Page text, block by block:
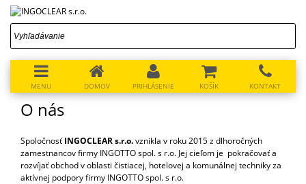
MENU DOMOV PRIHLÁSENIE KOŠÍK KONTAKT
O nás
SpoločnosťINGOCLEAR s.r.o.vznikla v roku 2015 z dlhoročných
zamestnancov firmy INGOTTO spol. s r.o. Jej cieľom je pokračovať a
rozvíjať obchod v oblasti čistiacej, hotelovej a komunálnej techniky za
aktívnej podpory firmy INGOTTO spol. s r.o.